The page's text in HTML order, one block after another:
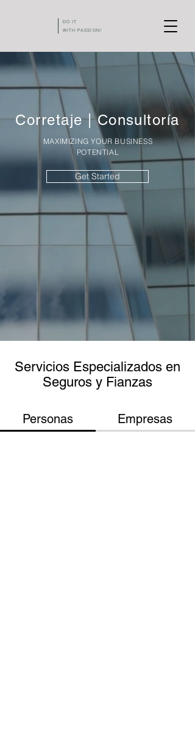
DO IT
WITH PASSION!
Corretaje | Consultoría
MAXIMIZING YOUR BUSINESS
POTENTIAL
Get Started
Servicios Especializados en
Seguros y Fianzas
Personas Empresas